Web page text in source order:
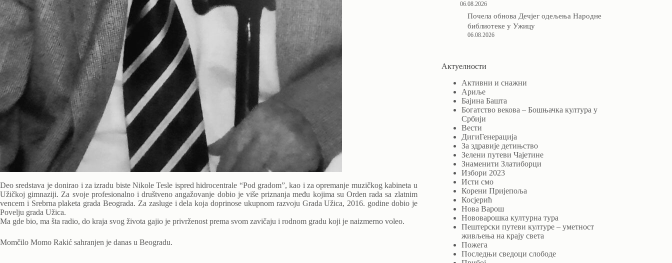
Deo sredstava je donirao i za izradu biste Nikole Tesle ispred hidrocentrale “Pod gradom”, kao i za opremanje muzičkog kabineta u
Užičkoj gimnaziji. Za svoje profesionalno i društveno angažovanje dobio je više priznanja među kojima su Orden rada sa zlatnim
vencem i Srebrna plaketa grada Beograda. Za zasluge i dela koja doprinose ukupnom razvoju Grada Užica, 2016. godine dobio je
Povelju grada Užica.
Ma gde bio, ma šta radio, do kraja svog života gajio je privrženost prema svom zavičaju i rodnom gradu koji je naizmerno voleo.
Momčilo Momo Rakić sahranjen je danas u Beogradu.
06.08.2026
Почела обнова Дечјег одељења Народне
библиотеке у Ужицу
06.08.2026
Актуелности
Активни и снажни
Ариље
Бајина Башта
Богатство векова – Бошњачка култура у
Србији
Вести
ДигиГенерација
За здравије детињство
Зелени путеви Чајетине
Знаменити Златиборци
Избори 2023
Исти смо
Корени Пријепоља
Косјерић
Нова Варош
Нововарошка културна тура
Пештерски путеви културе – уметност
живљења на крају света
Пожега
Последњи сведоци слободе